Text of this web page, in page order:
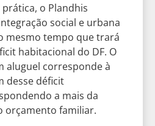
o Plandhis
social e urbana
mesmo tempo que trará
habitacional do DF. O
aluguel corresponde à
desse déficit
a mais da
orçamento familiar.